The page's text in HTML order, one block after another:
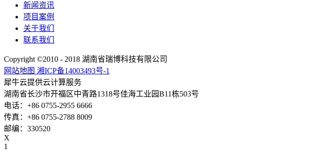
新闻资讯
项目案例
关于我们
联系我们
Copyright ©2010 - 2018 湖南省瑞博科技有限公司
网站地图 湘ICP备14003493号-1
犀牛云提供云计算服务
湖南省长沙市开福区中青路1318号佳海工业园B11栋503号
电话：+86 0755-2955 6666
传真：+86 0755-2788 8009
邮编：330520
X
1